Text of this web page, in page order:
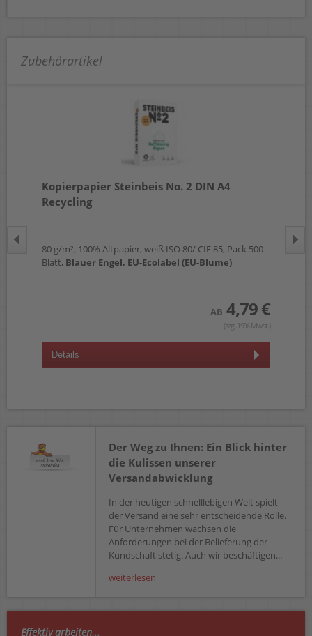
Zubehörartikel
Kopierpapier Steinbeis No. 2 DIN A4
Recycling
80 g/m², 100% Altpapier, weiß ISO 80/ CIE 85, Pack 500
Blatt, Blauer Engel, EU-Ecolabel (EU-Blume)
AB 4,79 €
(zzgl.19% Mwst.)
Details
Der Weg zu Ihnen: Ein Blick hinter
die Kulissen unserer
Versandabwicklung
In der heutigen schnelllebigen Welt spielt
der Versand eine sehr entscheidende Rolle.
Für Unternehmen wachsen die
Anforderungen bei der Belieferung der
Kundschaft stetig. Auch wir beschäftigen...
weiterlesen
Effektiv arbeiten...